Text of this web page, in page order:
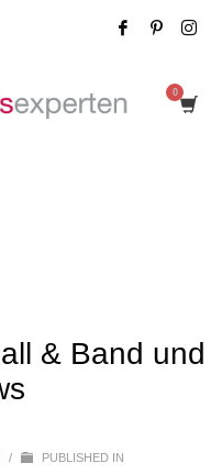
& Band und
/
PUBLISHED IN